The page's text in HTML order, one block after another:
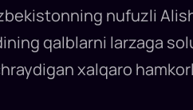
nufuzli
qalblarni larzaga
xalqaro